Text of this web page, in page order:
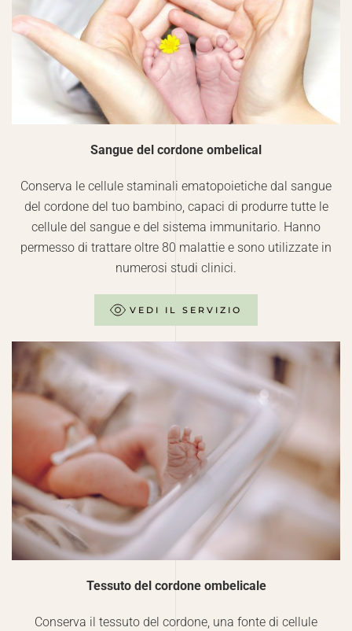
Sangue del cordone ombelical
Conserva le cellule staminali ematopoietiche dal sangue
del cordone del tuo bambino, capaci di produrre tutte le
cellule del sangue e del sistema immunitario. Hanno
permesso di trattare oltre 80 malattie e sono utilizzate in
numerosi studi clinici.
VEDI IL SERVIZIO
Tessuto del cordone ombelicale
Conserva il tessuto del cordone, una fonte di cellule